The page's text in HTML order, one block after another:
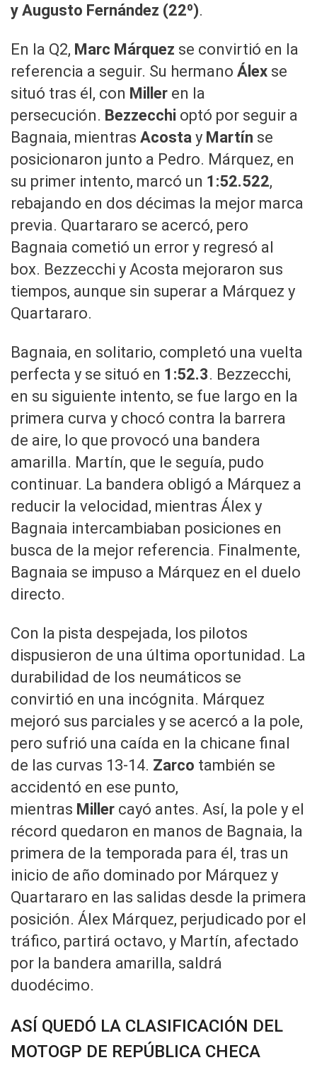
y Augusto Fernández (22º).
En la Q2, Marc Márquez se convirtió en la
referencia a seguir. Su hermano Álex se
situó tras él, con Miller en la
persecución. Bezzecchi optó por seguir a
Bagnaia, mientras Acosta y Martín se
posicionaron junto a Pedro. Márquez, en
su primer intento, marcó un 1:52.522,
rebajando en dos décimas la mejor marca
previa. Quartararo se acercó, pero
Bagnaia cometió un error y regresó al
box. Bezzecchi y Acosta mejoraron sus
tiempos, aunque sin superar a Márquez y
Quartararo.
Bagnaia, en solitario, completó una vuelta
perfecta y se situó en 1:52.3. Bezzecchi,
en su siguiente intento, se fue largo en la
primera curva y chocó contra la barrera
de aire, lo que provocó una bandera
amarilla. Martín, que le seguía, pudo
continuar. La bandera obligó a Márquez a
reducir la velocidad, mientras Álex y
Bagnaia intercambiaban posiciones en
busca de la mejor referencia. Finalmente,
Bagnaia se impuso a Márquez en el duelo
directo.
Con la pista despejada, los pilotos
dispusieron de una última oportunidad. La
durabilidad de los neumáticos se
convirtió en una incógnita. Márquez
mejoró sus parciales y se acercó a la pole,
pero sufrió una caída en la chicane final
de las curvas 13-14. Zarco también se
accidentó en ese punto,
mientras Miller cayó antes. Así, la pole y el
récord quedaron en manos de Bagnaia, la
primera de la temporada para él, tras un
inicio de año dominado por Márquez y
Quartararo en las salidas desde la primera
posición. Álex Márquez, perjudicado por el
tráfico, partirá octavo, y Martín, afectado
por la bandera amarilla, saldrá
duodécimo.
ASÍ QUEDÓ LA CLASIFICACIÓN DEL
MOTOGP DE REPÚBLICA CHECA